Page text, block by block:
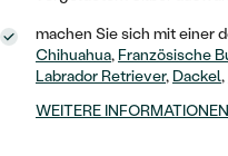
GEHÄMMERTE
WÄHLE EINEN
DIAMANTEN ZUM
SCHMUCKSET
HERRENSCHMUCK
SOLITÄR
HERZ
MIT
MINIMALISTISCH
MEMOIRE
MINIMALISTISCHE
machen Sie sich mit einer
Chihuahua, Französische
Labrador Retriever, Dackel,
WEITERE INFORMATIONEN